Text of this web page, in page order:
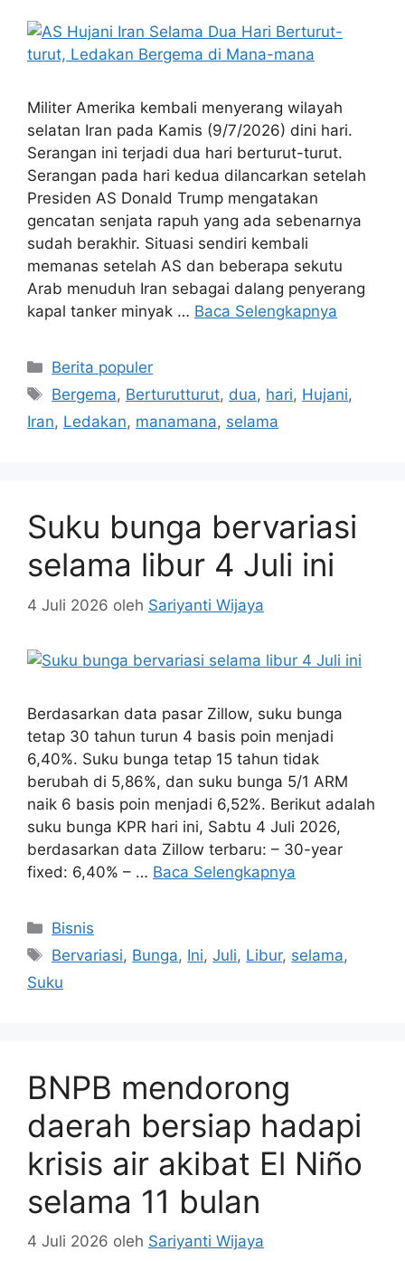
Militer Amerika kembali menyerang wilayah
selatan Iran pada Kamis (9/7/2026) dini hari.
Serangan ini terjadi dua hari berturut-turut.
Serangan pada hari kedua dilancarkan setelah
Presiden AS Donald Trump mengatakan
gencatan senjata rapuh yang ada sebenarnya
sudah berakhir. Situasi sendiri kembali
memanas setelah AS dan beberapa sekutu
Arab menuduh Iran sebagai dalang penyerang
kapal tanker minyak … Baca Selengkapnya
Kategori
Berita populer
Tag
Bergema, Berturutturut, dua, hari, Hujani,
Iran, Ledakan, manamana, selama
Suku bunga bervariasi
selama libur 4 Juli ini
4 Juli 2026 oleh Sariyanti Wijaya
Berdasarkan data pasar Zillow, suku bunga
tetap 30 tahun turun 4 basis poin menjadi
6,40%. Suku bunga tetap 15 tahun tidak
berubah di 5,86%, dan suku bunga 5/1 ARM
naik 6 basis poin menjadi 6,52%. Berikut adalah
suku bunga KPR hari ini, Sabtu 4 Juli 2026,
berdasarkan data Zillow terbaru: – 30-year
fixed: 6,40% – … Baca Selengkapnya
Kategori
Bisnis
Tag
Bervariasi, Bunga, Ini,Juli, Libur, selama,
Suku
BNPB mendorong
daerah bersiap hadapi
krisis air akibat El Niño
selama 11 bulan
4 Juli 2026 oleh Sariyanti Wijaya